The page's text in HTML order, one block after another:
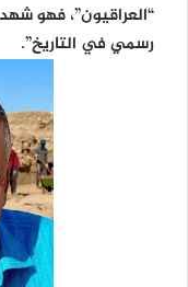
“العراقيون”، فهو
رسمي في التاريخ”.